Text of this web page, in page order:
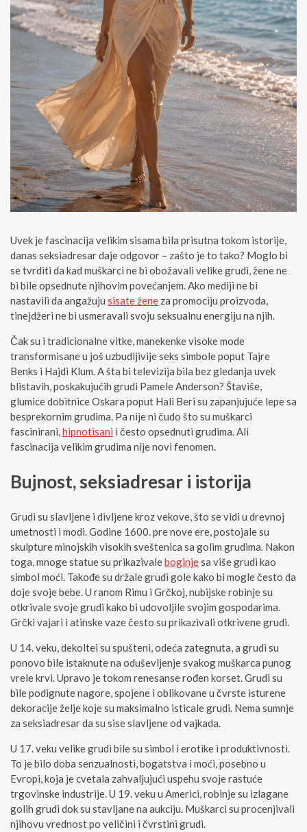
Uvek je fascinacija velikim sisama bila prisutna tokom istorije,
danas seksiadresar daje odgovor – zašto je to tako? Moglo bi
se tvrditi da kad muškarci ne bi obožavali velike grudi, žene ne
bi bile opsednute njihovim povećanjem. Ako mediji ne bi
nastavili da angažuju sisate žene za promociju proizvoda,
tinejdžeri ne bi usmeravali svoju seksualnu energiju na njih.
Čak su i tradicionalne vitke, manekenke visoke mode
transformisane u još uzbudljivije seks simbole poput Tajre
Benks i Hajdi Klum. A šta bi televizija bila bez gledanja uvek
blistavih, poskakujućih grudi Pamele Anderson? Štaviše,
glumice dobitnice Oskara poput Hali Beri su zapanjujuće lepe sa
besprekornim grudima. Pa nije ni čudo što su muškarci
fascinirani, hipnotisani i često opsednuti grudima. Ali
fascinacija velikim grudima nije novi fenomen.
Bujnost, seksiadresar i istorija
Grudi su slavljene i divljene kroz vekove, što se vidi u drevnoj
umetnosti i modi. Godine 1600. pre nove ere, postojale su
skulpture minojskih visokih sveštenica sa golim grudima. Nakon
toga, mnoge statue su prikazivaleboginjesa više grudi kao
simbol moći. Takođe su držale grudi gole kako bi mogle često da
doje svoje bebe. U ranom Rimu i Grčkoj, nubijske robinje su
otkrivale svoje grudi kako bi udovoljile svojim gospodarima.
Grčki vajari i atinske vaze često su prikazivali otkrivene grudi.
U 14. veku, dekoltei su spušteni, odeća zategnuta, a grudi su
ponovo bile istaknute na oduševljenje svakog muškarca punog
vrele krvi. Upravo je tokom renesanse rođen korset. Grudi su
bile podignute nagore, spojene i oblikovane u čvrste isturene
dekoracije želje koje su maksimalno isticale grudi. Nema sumnje
za seksiadresar da su sise slavljene od vajkada.
U 17. veku velike grudi bile su simbol i erotike i produktivnosti.
To je bilo doba senzualnosti, bogatstva i moći, posebno u
Evropi, koja je cvetala zahvaljujući uspehu svoje rastuće
trgovinske industrije. U 19. veku u Americi, robinje su izlagane
golih grudi dok su stavljane na aukciju. Muškarci su procenjivali
njihovu vrednost po veličini i čvrstini grudi.